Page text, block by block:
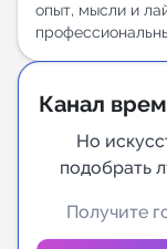
Индекс
Аналитика
New
опыт, мысли и
Канал
Но
подобрать
Получите